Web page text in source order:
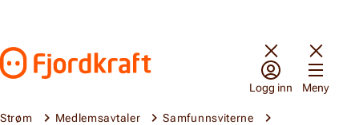
Gå til forsiden
Logg inn Meny
Strøm Medlemsavtaler
Samfunnsviterne